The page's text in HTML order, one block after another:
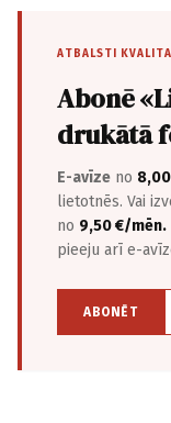
ATBALSTI
Abonē
drukātā
E-avīze no
lietotnēs. Vai
no 9,50 €/mēn.
pieeju arī e-
ABONĒT